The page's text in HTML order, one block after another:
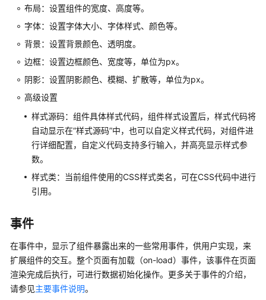
轻
应
开
发
者
户
使
用
华
云
Astro
创
建
应
用
布局：设置组件的宽度、高度等。
字体：设置字体大小、字体样式、颜色等。
背景：设置背景颜色、透明度。
边框：设置边框颜色、宽度等，单位为px。
阴影：设置阴影颜色、模糊、扩散等，单位为px。
高级设置
样式源码：组件具体样式代码，组件样式设置后，样式代码将
自动显示在“样式源码”中，也可以自定义样式代码，对组件进
行详细配置，自定义代码支持多行输入，并高亮显示样式参
数。
样式类：当前组件使用的CSS样式类名，可在CSS代码中进行
引用。
事件
在事件中，显示了组件暴露出来的一些常用事件，供用户实现，来
扩展组件的交互。整个页面有加载（on-load）事件，该事件在页面
渲染完成后执行，可进行数据初始化操作。更多关于事件的介绍，
请参见主要事件说明。